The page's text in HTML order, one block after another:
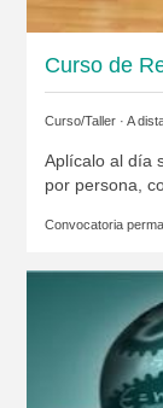
Curso de
Curso/Taller · A
Aplícalo al día
por persona,
Convocatoria